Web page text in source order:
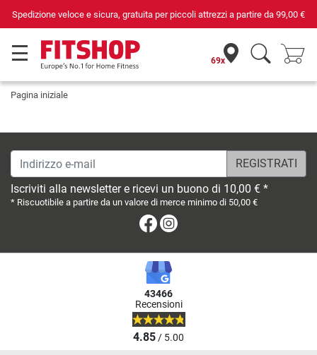
Spedizione veloce e sicura, gratuita per piccoli attrezzi a partire da 99,00 €
69x
Pagina iniziale
Indirizzo e-mail
Iscriviti alla newsletter e ricevi un buono di 10,00 € *
* Riscuotibile a partire da un valore di merce minimo di 50,00 €
Facebook
43466
Recensioni
4.85/ 5.00